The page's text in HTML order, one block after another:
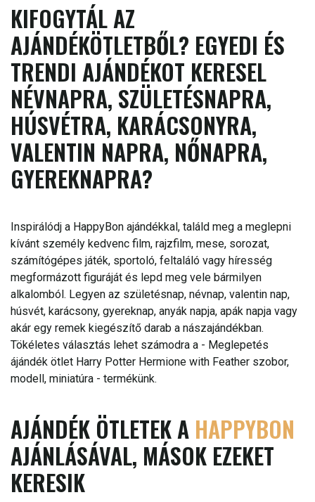
KIFOGYTÁL AZ
AJÁNDÉKÖTLETBŐL? EGYEDI ÉS
TRENDI AJÁNDÉKOT KERESEL
NÉVNAPRA, SZÜLETÉSNAPRA,
HÚSVÉTRA, KARÁCSONYRA,
VALENTIN NAPRA, NŐNAPRA,
GYEREKNAPRA?
Inspirálódj a HappyBon ajándékkal, találd meg a meglepni
kívánt személy kedvenc film, rajzfilm, mese, sorozat,
számítógépes játék, sportoló, feltaláló vagy híresség
megformázott figuráját és lepd meg vele bármilyen
alkalomból. Legyen az születésnap, névnap, valentin nap,
húsvét, karácsony, gyereknap, anyák napja, apák napja vagy
akár egy remek kiegészítő darab a nászajándékban.
Tökéletes választás lehet számodra a - Meglepetés
ájándék ötlet Harry Potter Hermione with Feather szobor,
modell, miniatúra - termékünk.
AJÁNDÉK ÖTLETEK A HAPPYBON
AJÁNLÁSÁVAL, MÁSOK EZEKET
KERESIK